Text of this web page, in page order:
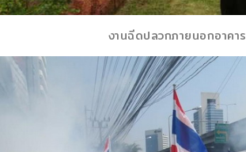
งานฉีดปลวกภายนอกอาคาร